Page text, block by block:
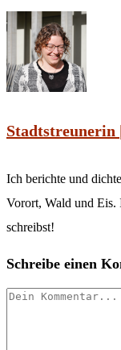
Stadtstreunerin
Ich berichte und
Vorort, Wald und Eis.
schreibst!
Schreibe einen